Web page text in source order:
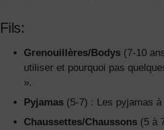
Fils:
Grenouillères/Bodys (7-10
utiliser et pourquoi pas
».
Pyjamas (5-7) : Les pyjamas
Chaussettes/Chaussons (5 à